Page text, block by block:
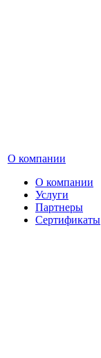
О компании
О компании
Услуги
Партнеры
Сертификаты